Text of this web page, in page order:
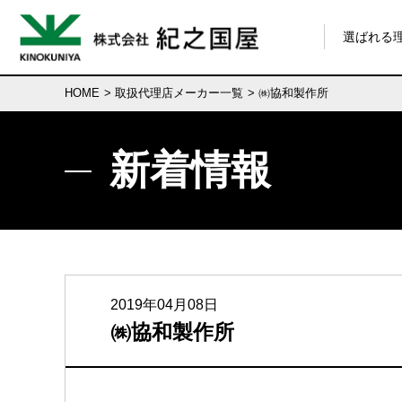
選ばれる
HOME > 取扱代理店メーカー一覧 > ㈱協和製作所
新着情報
2019年04月08日
㈱協和製作所